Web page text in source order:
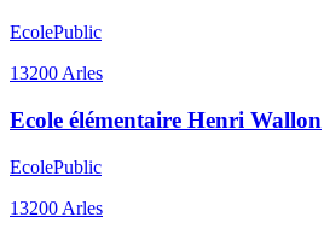
EcolePublic
13200 Arles
Ecole élémentaire Henri Wallon
EcolePublic
13200 Arles